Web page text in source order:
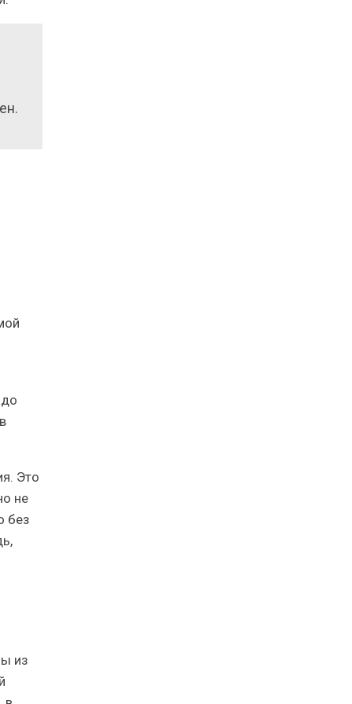
Это
не
без
из